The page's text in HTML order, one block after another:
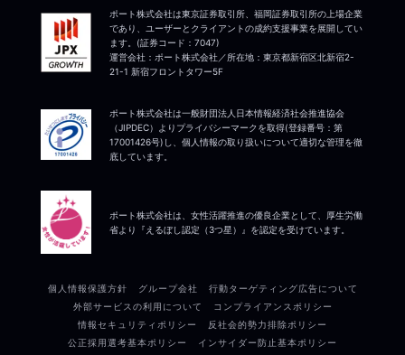
ポート株式会社は一般財団法人日本情報経済社会推進協会
（JIPDEC）よりプライバシーマークを取得(登録番号：第
17001426号)し、個人情報の取り扱いについて適切な管理を徹
底しています。
ポート株式会社は東京証券取引所、福岡証券取引所の上場企業
であり、ユーザーとクライアントの成約支援事業を展開してい
ます。(証券コード：7047)
運営会社：ポート株式会社／所在地：東京都新宿区北新宿2-
21-1 新宿フロントタワー5F
ポート株式会社は、女性活躍推進の優良企業として、厚生労働
省より『えるぼし認定（3つ星）』を認定を受けています。
個人情報保護方針 グループ会社
行動ターゲティング広告について
外部サービスの利用について
コンプライアンスポリシー
情報セキュリティポリシー
反社会的勢力排除ポリシー
公正採用選考基本ポリシー
インサイダー防止基本ポリシー